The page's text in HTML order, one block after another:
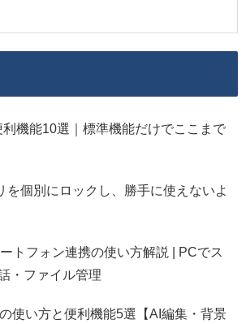
機能10選｜標準機能だけでここまで
を個別にロックし、勝手に使えないよ
トフォン連携の使い方解説 | PCでス
・ファイル管理
使い方と便利機能5選【AI編集・背景